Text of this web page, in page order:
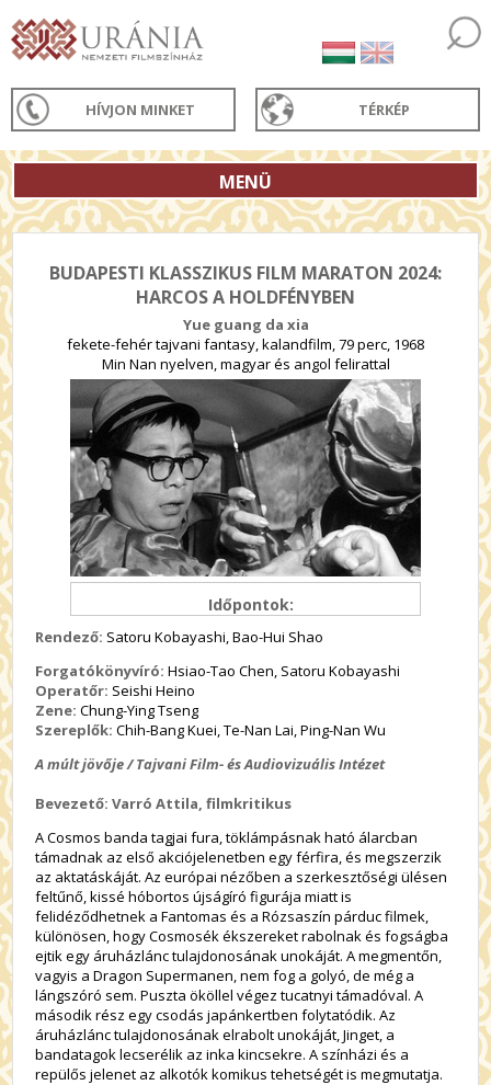
HÍVJON MINKET TÉRKÉP
MENÜ
BUDAPESTI KLASSZIKUS FILM MARATON 2024:
HARCOS A HOLDFÉNYBEN
Yue guang da xia
fekete-fehér tajvani fantasy, kalandfilm, 79 perc, 1968
Min Nan nyelven, magyar és angol felirattal
Időpontok:
Rendező: Satoru Kobayashi, Bao-Hui Shao
Forgatókönyvíró: Hsiao-Tao Chen, Satoru Kobayashi
Operatőr: Seishi Heino
Zene: Chung-Ying Tseng
Szereplők: Chih-Bang Kuei, Te-Nan Lai, Ping-Nan Wu
A múlt jövője / Tajvani Film- és Audiovizuális Intézet
Bevezető: Varró Attila, filmkritikus
A Cosmos banda tagjai fura, töklámpásnak ható álarcban
támadnak az első akciójelenetben egy férfira, és megszerzik
az aktatáskáját. Az európai nézőben a szerkesztőségi ülésen
feltűnő, kissé hóbortos újságíró figurája miatt is
felidéződhetnek a Fantomas és a Rózsaszín párduc filmek,
különösen, hogy Cosmosék ékszereket rabolnak és fogságba
ejtik egy áruházlánc tulajdonosának unokáját. A megmentőn,
vagyis a Dragon Supermanen, nem fog a golyó, de még a
lángszóró sem. Puszta ököllel végez tucatnyi támadóval. A
második rész egy csodás japánkertben folytatódik. Az
áruházlánc tulajdonosának elrabolt unokáját, Jinget, a
bandatagok lecserélik az inka kincsekre. A színházi és a
repülős jelenet az alkotók komikus tehetségét is megmutatja.